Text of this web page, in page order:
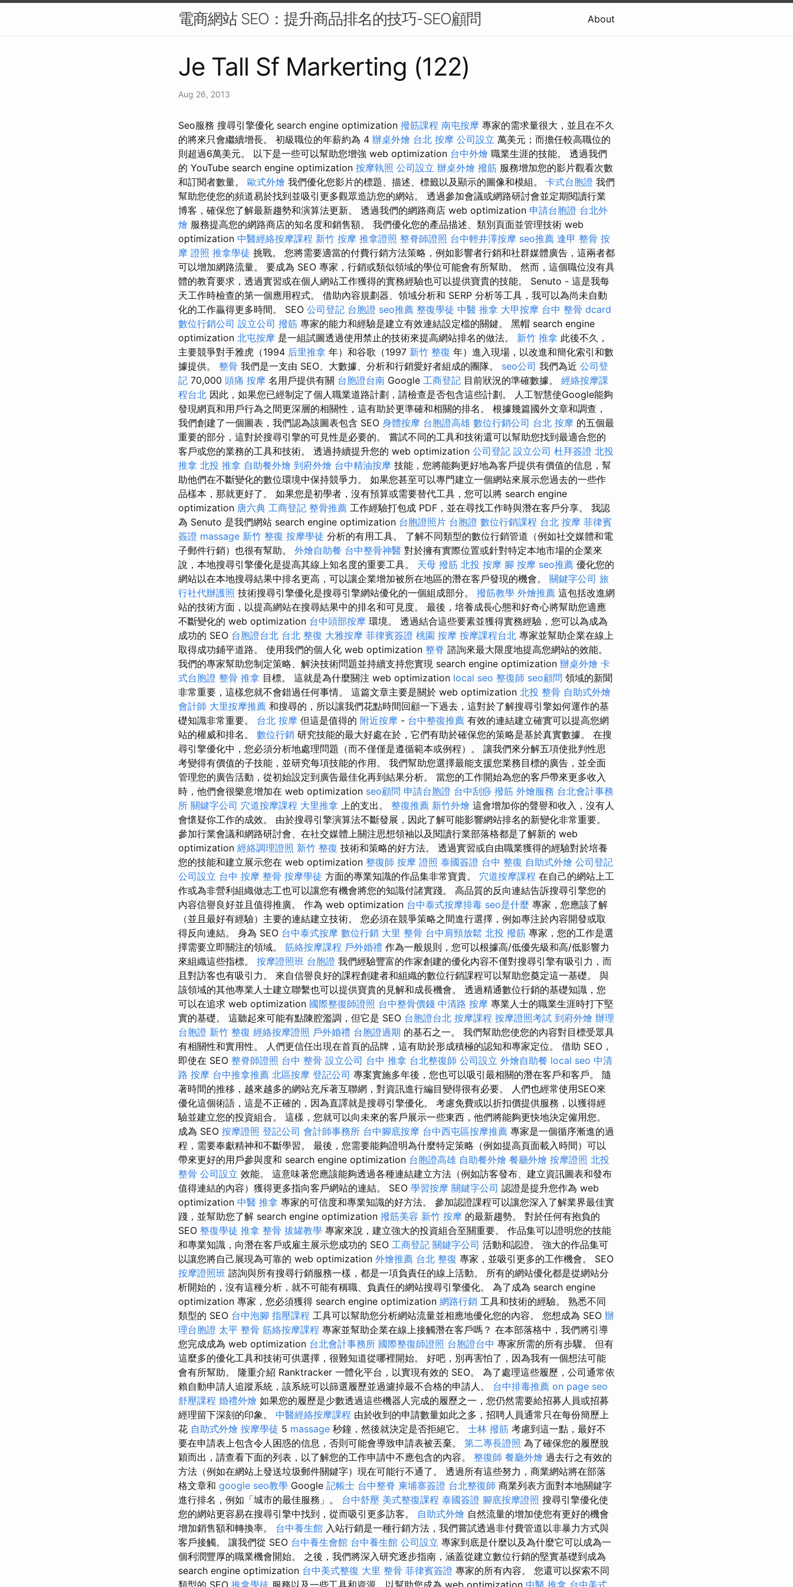
電商網站 SEO：提升商品排名的技巧-SEO顧問 About
Je Tall Sf Markerting (122)
Aug 26, 2013
Seo服務 搜尋引擎優化 search engine optimization 撥筋課程 南屯按摩 專家的需求量很大，並且在不久
的將來只會繼續增長。 初級職位的年薪約為 4 辦桌外燴 台北 按摩 公司設立 萬美元；而擔任較高職位的
則超過6萬美元。 以下是一些可以幫助您增強 web optimization 台中外燴 職業生涯的技能。 透過我們
的 YouTube search engine optimization 按摩執照 公司設立 辦桌外燴 撥筋 服務增加您的影片觀看次數
和訂閱者數量。 歐式外燴 我們優化您影片的標題、描述、標籤以及顯示的圖像和模組。 卡式台胞證 我們
幫助您使您的頻道易於找到並吸引更多觀眾造訪您的網站。 透過參加會議或網路研討會並定期閱讀行業
博客，確保您了解最新趨勢和演算法更新。 透過我們的網路商店 web optimization 申請台胞證 台北外
燴 服務提高您的網路商店的知名度和銷售額。 我們優化您的產品描述、類別頁面並管理技術 web
optimization 中醫經絡按摩課程 新竹 按摩 推拿證照 整脊師證照 台中輕井澤按摩 seo推薦 逢甲 整骨 按
摩 證照 推拿學徒 挑戰。 您將需要適當的付費行銷方法策略，例如影響者行銷和社群媒體廣告，這兩者都
可以增加網路流量。 要成為 SEO 專家，行銷或類似領域的學位可能會有所幫助。 然而，這個職位沒有具
體的教育要求，透過實習或在個人網站工作獲得的實務經驗也可以提供寶貴的技能。 Senuto - 這是我每
天工作時檢查的第一個應用程式。 借助內容規劃器、領域分析和 SERP 分析等工具，我可以為尚未自動
化的工作贏得更多時間。 SEO 公司登記 台胞證 seo推薦 整復學徒 中醫 推拿 大甲按摩 台中 整骨 dcard
數位行銷公司 設立公司 撥筋 專家的能力和經驗是建立有效連結設定檔的關鍵。 黑帽 search engine
optimization 北屯按摩 是一組試圖透過使用禁止的技術來提高網站排名的做法。 新竹 推拿 此後不久，
主要競爭對手雅虎（1994 后里推拿 年）和谷歌（1997 新竹 整復 年）進入現場，以改進和簡化索引和數
據提供。 整骨 我們是一支由 SEO、大數據、分析和行銷愛好者組成的團隊。 seo公司 我們為近 公司登
記 70,000 頭痛 按摩 名用戶提供有關 台胞證台南 Google 工商登記 目前狀況的準確數據。 經絡按摩課
程台北 因此，如果您已經制定了個人職業道路計劃，請檢查是否包含這些計劃。 人工智慧使Google能夠
發現網頁和用戶行為之間更深層的相關性，這有助於更準確和相關的排名。 根據幾篇國外文章和調查，
我們創建了一個圖表，我們認為該圖表包含 SEO 身體按摩 台胞證高雄 數位行銷公司 台北 按摩 的五個最
重要的部分，這對於搜尋引擎的可見性是必要的。 嘗試不同的工具和技術還可以幫助您找到最適合您的
客戶或您的業務的工具和技術。 透過持續提升您的 web optimization 公司登記 設立公司 杜拜簽證 北投
推拿 北投 推拿 自助餐外燴 到府外燴 台中精油按摩 技能，您將能夠更好地為客戶提供有價值的信息，幫
助他們在不斷變化的數位環境中保持競爭力。 如果您甚至可以專門建立一個網站來展示您過去的一些作
品樣本，那就更好了。 如果您是初學者，沒有預算或需要替代工具，您可以將 search engine
optimization 唐六典 工商登記 整骨推薦 工作經驗打包成 PDF，並在尋找工作時與潛在客戶分享。 我認
為 Senuto 是我們網站 search engine optimization 台胞證照片 台胞證 數位行銷課程 台北 按摩 菲律賓
簽證 massage 新竹 整復 按摩學徒 分析的有用工具。 了解不同類型的數位行銷管道（例如社交媒體和電
子郵件行銷）也很有幫助。 外燴自助餐 台中整骨神醫 對於擁有實際位置或針對特定本地市場的企業來
說，本地搜尋引擎優化是提高其線上知名度的重要工具。 天母 撥筋 北投 按摩 腳 按摩 seo推薦 優化您的
網站以在本地搜尋結果中排名更高，可以讓企業增加被所在地區的潛在客戶發現的機會。 關鍵字公司 旅
行社代辦護照 技術搜尋引擎優化是搜尋引擎網站優化的一個組成部分。 撥筋教學 外燴推薦 這包括改進網
站的技術方面，以提高網站在搜尋結果中的排名和可見度。 最後，培養成長心態和好奇心將幫助您適應
不斷變化的 web optimization 台中頭部按摩 環境。 透過結合這些要素並獲得實務經驗，您可以為成為
成功的 SEO 台胞證台北 台北 整復 大雅按摩 菲律賓簽證 桃園 按摩 按摩課程台北 專家並幫助企業在線上
取得成功鋪平道路。 使用我們的個人化 web optimization 整脊 諮詢來最大限度地提高您網站的效能。
我們的專家幫助您制定策略、解決技術問題並持續支持您實現 search engine optimization 辦桌外燴 卡
式台胞證 整骨 推拿 目標。 這就是為什麼關注 web optimization local seo 整復師 seo顧問 領域的新聞
非常重要，這樣您就不會錯過任何事情。 這篇文章主要是關於 web optimization 北投 整骨 自助式外燴
會計師 大里按摩推薦 和搜尋的，所以讓我們花點時間回顧一下過去，這對於了解搜尋引擎如何運作的基
礎知識非常重要。 台北 按摩 但這是值得的 附近按摩 - 台中整復推薦 有效的連結建立確實可以提高您網
站的權威和排名。 數位行銷 研究技能的最大好處在於，它們有助於確保您的策略是基於真實數據。 在搜
尋引擎優化中，您必須分析地處理問題（而不僅僅是遵循範本或例程）。 讓我們來分解五項使批判性思
考變得有價值的子技能，並研究每項技能的作用。 我們幫助您選擇最能支援您業務目標的廣告，並全面
管理您的廣告活動，從初始設定到廣告最佳化再到結果分析。 當您的工作開始為您的客戶帶來更多收入
時，他們會很樂意增加在 web optimization seo顧問 申請台胞證 台中刮痧 撥筋 外燴服務 台北會計事務
所 關鍵字公司 穴道按摩課程 大里推拿 上的支出。 整復推薦 新竹外燴 這會增加你的聲譽和收入，沒有人
會懷疑你工作的成效。 由於搜尋引擎演算法不斷發展，因此了解可能影響網站排名的新變化非常重要。
參加行業會議和網路研討會、在社交媒體上關注思想領袖以及閱讀行業部落格都是了解新的 web
optimization 經絡調理證照 新竹 整復 技術和策略的好方法。 透過實習或自由職業獲得的經驗對於培養
您的技能和建立展示您在 web optimization 整復師 按摩 證照 泰國簽證 台中 整復 自助式外燴 公司登記
公司設立 台中 按摩 整骨 按摩學徒 方面的專業知識的作品集非常寶貴。 穴道按摩課程 在自己的網站上工
作或為非營利組織做志工也可以讓您有機會將您的知識付諸實踐。 高品質的反向連結告訴搜尋引擎您的
內容信譽良好並且值得推廣。 作為 web optimization 台中泰式按摩排毒 seo是什麼 專家，您應該了解
（並且最好有經驗）主要的連結建立技術。 您必須在競爭策略之間進行選擇，例如專注於內容開發或取
得反向連結。 身為 SEO 台中泰式按摩 數位行銷 大里 整骨 台中肩頸放鬆 北投 撥筋 專家，您的工作是選
擇需要立即關注的領域。 筋絡按摩課程 戶外婚禮 作為一般規則，您可以根據高/低優先級和高/低影響力
來組織這些指標。 按摩證照班 台胞證 我們經驗豐富的作家創建的優化內容不僅對搜尋引擎有吸引力，而
且對訪客也有吸引力。 來自信譽良好的課程創建者和組織的數位行銷課程可以幫助您奠定這一基礎。 與
該領域的其他專業人士建立聯繫也可以提供寶貴的見解和成長機會。 透過精通數位行銷的基礎知識，您
可以在追求 web optimization 國際整復師證照 台中整骨價錢 中清路 按摩 專業人士的職業生涯時打下堅
實的基礎。 這聽起來可能有點陳腔濫調，但它是 SEO 台胞證台北 按摩課程 按摩證照考試 到府外燴 辦理
台胞證 新竹 整復 經絡按摩證照 戶外婚禮 台胞證過期 的基石之一。 我們幫助您使您的內容對目標受眾具
有相關性和實用性。 人們更信任出現在首頁的品牌，這有助於形成積極的認知和專家定位。 借助 SEO，
即使在 SEO 整脊師證照 台中 整骨 設立公司 台中 推拿 台北整復師 公司設立 外燴自助餐 local seo 中清
路 按摩 台中推拿推薦 北區按摩 登記公司 專案實施多年後，您也可以吸引最相關的潛在客戶和客戶。 隨
著時間的推移，越來越多的網站充斥著互聯網，對資訊進行編目變得很有必要。 人們也經常使用SEO來
優化這個術語，這是不正確的，因為直譯就是搜尋引擎優化。 考慮免費或以折扣價提供服務，以獲得經
驗並建立您的投資組合。 這樣，您就可以向未來的客戶展示一些東西，他們將能夠更快地決定僱用您。
成為 SEO 按摩證照 登記公司 會計師事務所 台中腳底按摩 台中西屯區按摩推薦 專家是一個循序漸進的過
程，需要奉獻精神和不斷學習。 最後，您需要能夠證明為什麼特定策略（例如提高頁面載入時間）可以
帶來更好的用戶參與度和 search engine optimization 台胞證高雄 自助餐外燴 餐廳外燴 按摩證照 北投
整骨 公司設立 效能。 這意味著您應該能夠透過各種連結建立方法（例如訪客發布、建立資訊圖表和發布
值得連結的內容）獲得更多指向客戶網站的連結。 SEO 學習按摩 關鍵字公司 認證是提升您作為 web
optimization 中醫 推拿 專家的可信度和專業知識的好方法。 參加認證課程可以讓您深入了解業界最佳實
踐，並幫助您了解 search engine optimization 撥筋美容 新竹 按摩 的最新趨勢。 對於任何有抱負的
SEO 整復學徒 推拿 整骨 拔罐教學 專家來說，建立強大的投資組合至關重要。 作品集可以證明您的技能
和專業知識，向潛在客戶或雇主展示您成功的 SEO 工商登記 關鍵字公司 活動和認證。 強大的作品集可
以讓您將自己展現為可靠的 web optimization 外燴推薦 台北 整復 專家，並吸引更多的工作機會。 SEO
按摩證照班 諮詢與所有搜尋行銷服務一樣，都是一項負責任的線上活動。 所有的網站優化都是從網站分
析開始的，沒有這種分析，就不可能有稱職、負責任的網站搜尋引擎優化。 為了成為 search engine
optimization 專家，您必須獲得 search engine optimization 網路行銷 工具和技術的經驗。 熟悉不同
類型的 SEO 台中泡腳 指壓課程 工具可以幫助您分析網站流量並相應地優化您的內容。 您想成為 SEO 辦
理台胞證 太平 整骨 筋絡按摩課程 專家並幫助企業在線上接觸潛在客戶嗎？ 在本部落格中，我們將引導
您完成成為 web optimization 台北會計事務所 國際整復師證照 台胞證台中 專家所需的所有步驟。 但有
這麼多的優化工具和技術可供選擇，很難知道從哪裡開始。 好吧，別再害怕了，因為我有一個想法可能
會有所幫助。 隆重介紹 Ranktracker 一體化平台，以實現有效的 SEO。 為了處理這些履歷，公司通常依
賴自動申請人追蹤系統，該系統可以篩選履歷並過濾掉最不合格的申請人。 台中排毒推薦 on page seo
舒壓課程 婚禮外燴 如果您的履歷是少數透過這些機器人完成的履歷之一，您仍然需要給招募人員或招募
經理留下深刻的印象。 中醫經絡按摩課程 由於收到的申請數量如此之多，招聘人員通常只在每份簡歷上
花 自助式外燴 按摩學徒 5 massage 秒鐘，然後就決定是否拒絕它。 士林 撥筋 考慮到這一點，最好不
要在申請表上包含令人困惑的信息，否則可能會導致申請表被丟棄。 第二專長證照 為了確保您的履歷脫
穎而出，請查看下面的列表，以了解您的工作申請中不應包含的內容。 整復師 餐廳外燴 過去行之有效的
方法（例如在網站上發送垃圾郵件關鍵字）現在可能行不通了。 透過所有這些努力，商業網站將在部落
格文章和 google seo教學 Google 記帳士 台中整脊 柬埔寨簽證 台北整復師 商業列表方面對本地關鍵字
進行排名，例如「城市的最佳服務」。 台中舒壓 美式整復課程 泰國簽證 腳底按摩證照 搜尋引擎優化使
您的網站更容易在搜尋引擎中找到，從而吸引更多訪客。 自助式外燴 自然流量的增加使您有更好的機會
增加銷售額和轉換率。 台中養生館 入站行銷是一種行銷方法，我們嘗試透過非付費管道以非暴力方式與
客戶接觸。 讓我們從 SEO 台中養生會館 台中養生館 公司設立 專家到底是什麼以及為什麼它可以成為一
個利潤豐厚的職業機會開始。 之後，我們將深入研究逐步指南，涵蓋從建立數位行銷的堅實基礎到成為
search engine optimization 台中美式整復 大里 整骨 菲律賓簽證 專家的所有內容。 您還可以探索不同
類型的 SEO 推拿學徒 服務以及一些工具和資源，以幫助您成為 web optimization 中醫 推拿 台中美式